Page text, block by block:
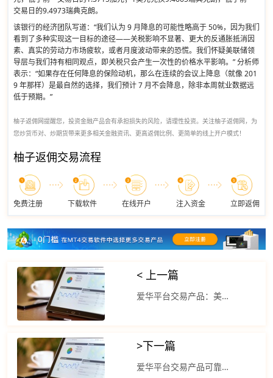
交易日的9.4973瑞典克朗。
该银行的经济团队写道：“我们认为 9 月降息的可能性略高于 50%，因为我们
看到了多种实现这一目标的途径——关税影响不显著、更大的反通胀抵消因
素、真实的劳动力市场疲软，或者月度波动带来的恐慌。我们怀疑美联储领
导层与我们持有相同观点，即关税只会产生一次性的价格水平影响。” 分析师
表示：“如果存在任何降息的保险动机，那么在连续的会议上降息（就像 201
9 年那样）是最自然的选择，我们预计 7 月不会降息，除非本周就业数据远
低于预期。”
柚子返佣网提醒您，投资金融产品会有承担损失的风险，请理性投资。关注柚子返佣网，为
您炒货币对、炒期货带来更多相关金融资讯、更高返佣比例、更简单的线上开户模式！
柚子返佣交易流程
免费注册 下载软件 在线开户 注入资金 立即返佣
< 上一篇
爱华平台交易产品：美元对六种主要货币汇率的美元指数跌破97关口
>下一篇
爱华平台交易产品可靠吗？美元指数本周以来不断走低